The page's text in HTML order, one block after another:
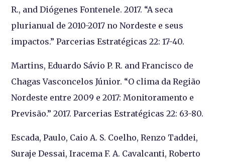
R., and Diógenes Fontenele. 2017. “A seca
plurianual de 2010-2017 no Nordeste e seus
impactos.” Parcerias Estratégicas 22: 17-40.
Martins, Eduardo Sávio P. R. and Francisco de
Chagas Vasconcelos Júnior. “O clima da Região
Nordeste entre 2009 e 2017: Monitoramento e
Previsão.” 2017. Parcerias Estratégicas 22: 63-80.
Escada, Paulo, Caio A. S. Coelho, Renzo Taddei,
Suraje Dessai, Iracema F. A. Cavalcanti, Roberto